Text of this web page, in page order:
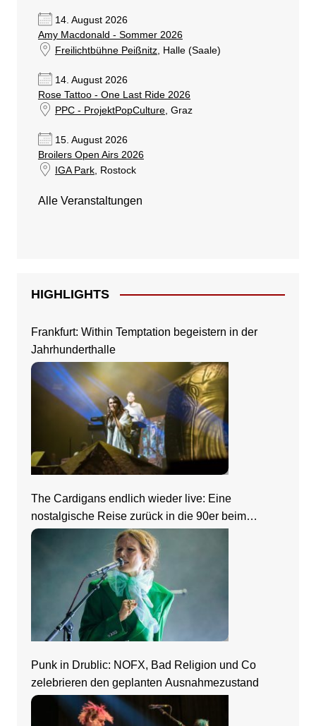
14. August 2026
Amy Macdonald - Sommer 2026
Freilichtbühne Peißnitz, Halle (Saale)
14. August 2026
Rose Tattoo - One Last Ride 2026
PPC - ProjektPopCulture, Graz
15. August 2026
Broilers Open Airs 2026
IGA Park, Rostock
Alle Veranstaltungen
HIGHLIGHTS
Frankfurt: Within Temptation begeistern in der
Jahrhunderthalle
The Cardigans endlich wieder live: Eine
nostalgische Reise zurück in die 90er beim
Zeltfestival Rhein-Neckar
Punk in Drublic: NOFX, Bad Religion und Co
zelebrieren den geplanten Ausnahmezustand